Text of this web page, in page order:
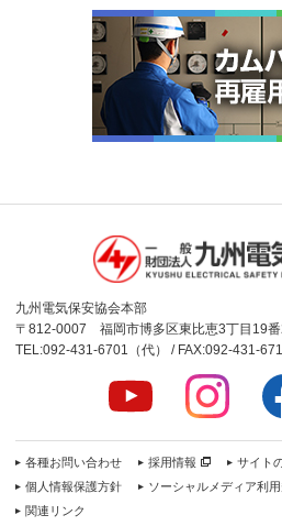
九州電気保安協会本部
〒812-0007 福岡市博多区東比恵3丁目19
TEL:092-431-6701（代） / FAX:092-431-
各種お問い合わせ 採用情報
サイト
個人情報保護方針
ソーシャルメディア利
関連リンク